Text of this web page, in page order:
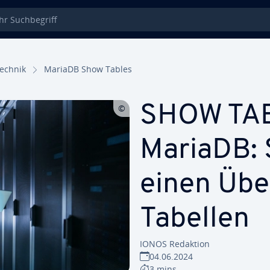
Such­be­griff
MariaDB Show Tables
SHOW
MariaDB:
einen
Tabellen
IONOS Redaktion
04.06.2024